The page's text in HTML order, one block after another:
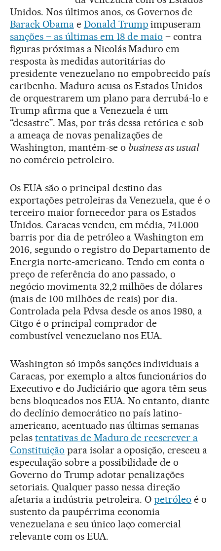
Unidos. Nos últimos anos, os Governos de
Barack Obamae Donald Trump impuseram
sanções – as últimas em 18 de maio – contra
figuras próximas a Nicolás Maduro em
resposta às medidas autoritárias do
presidente venezuelano no empobrecido país
caribenho. Maduro acusa os Estados Unidos
de orquestrarem um plano para derrubá-lo e
Trump afirma que a Venezuela é um
“desastre”. Mas, por trás dessa retórica e sob
a ameaça de novas penalizações de
Washington, mantém-se o business as usual
no comércio petroleiro.
Os EUA são o principal destino das
exportações petroleiras da Venezuela, que é o
terceiro maior fornecedor para os Estados
Unidos. Caracas vendeu, em média, 741.000
barris por dia de petróleo a Washington em
2016, segundo o registro do Departamento de
Energia norte-americano. Tendo em conta o
preço de referência do ano passado, o
negócio movimenta 32,2 milhões de dólares
(mais de 100 milhões de reais) por dia.
Controlada pela Pdvsa desde os anos 1980, a
Citgo é o principal comprador de
combustível venezuelano nos EUA.
Washington só impôs sanções individuais a
Caracas, por exemplo a altos funcionários do
Executivo e do Judiciário que agora têm seus
bens bloqueados nos EUA. No entanto, diante
do declínio democrático no país latino-
americano, acentuado nas últimas semanas
pelas tentativas de Maduro de reescrever a
Constituição para isolar a oposição, cresceu a
especulação sobre a possibilidade de o
Governo do Trump adotar penalizações
setoriais. Qualquer passo nessa direção
afetaria a indústria petroleira. Opetróleo é o
sustento da paupérrima economia
venezuelana e seu único laço comercial
relevante com os EUA.